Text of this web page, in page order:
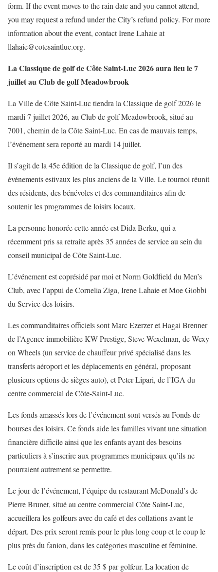
form. If the event moves to the rain date and you cannot attend,
you may request a refund under the City’s refund policy. For more
information about the event, contact Irene Lahaie at
llahaie@cotesaintluc.org.
La Classique de golf de Côte Saint-Luc 2026 aura lieu le 7
juillet au Club de golf Meadowbrook
La Ville de Côte Saint-Luc tiendra la Classique de golf 2026 le
mardi 7 juillet 2026, au Club de golf Meadowbrook, situé au
7001, chemin de la Côte Saint-Luc. En cas de mauvais temps,
l’événement sera reporté au mardi 14 juillet.
Il s’agit de la 45e édition de la Classique de golf, l’un des
événements estivaux les plus anciens de la Ville. Le tournoi réunit
des résidents, des bénévoles et des commanditaires afin de
soutenir les programmes de loisirs locaux.
La personne honorée cette année est Dida Berku, qui a
récemment pris sa retraite après 35 années de service au sein du
conseil municipal de Côte Saint-Luc.
L’événement est coprésidé par moi et Norm Goldfield du Men’s
Club, avec l’appui de Cornelia Ziga, Irene Lahaie et Moe Giobbi
du Service des loisirs.
Les commanditaires officiels sont Marc Ezerzer et Hagai Brenner
de l’Agence immobilière KW Prestige, Steve Wexelman, de Wexy
on Wheels (un service de chauffeur privé spécialisé dans les
transferts aéroport et les déplacements en général, proposant
plusieurs options de sièges auto), et Peter Lipari, de l’IGA du
centre commercial de Côte-Saint-Luc.
Les fonds amassés lors de l’événement sont versés au Fonds de
bourses des loisirs. Ce fonds aide les familles vivant une situation
financière difficile ainsi que les enfants ayant des besoins
particuliers à s’inscrire aux programmes municipaux qu’ils ne
pourraient autrement se permettre.
Le jour de l’événement, l’équipe du restaurant McDonald’s de
Pierre Brunet, situé au centre commercial Côte Saint-Luc,
accueillera les golfeurs avec du café et des collations avant le
départ. Des prix seront remis pour le plus long coup et le coup le
plus près du fanion, dans les catégories masculine et féminine.
Le coût d’inscription est de 35 $ par golfeur. La location de